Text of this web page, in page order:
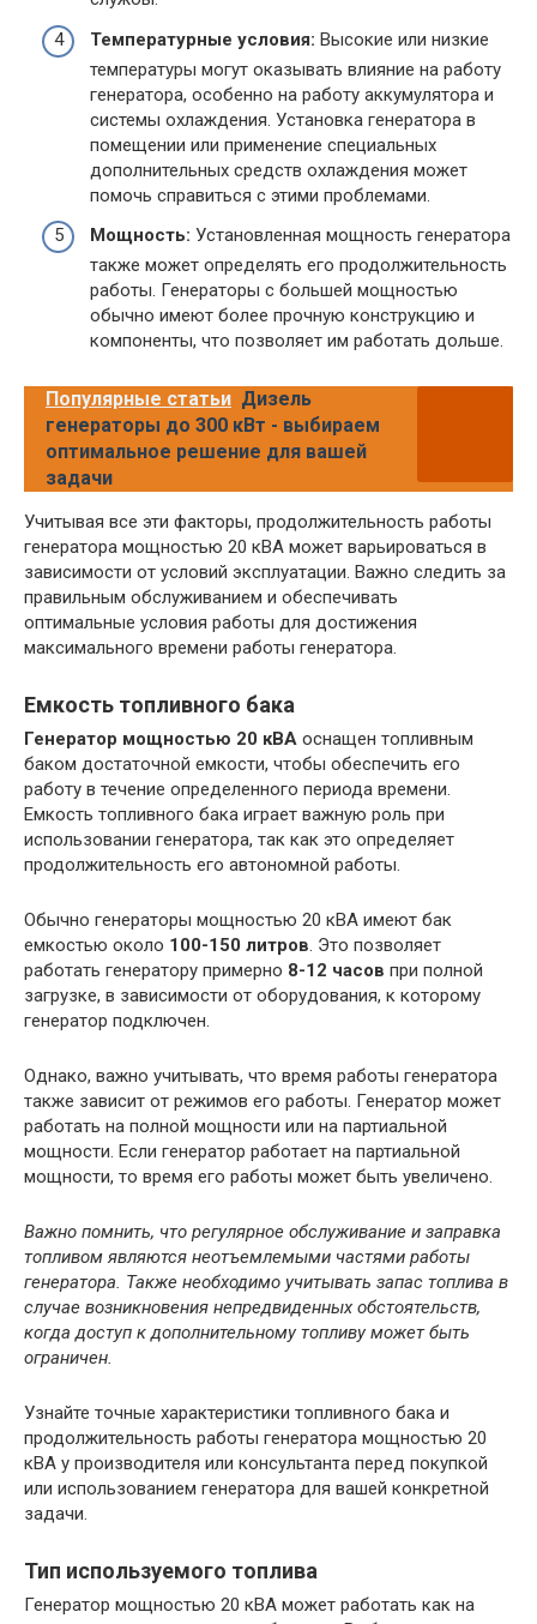
Температурные условия: Высокие или низкие
температуры могут оказывать влияние на работу
генератора, особенно на работу аккумулятора и
системы охлаждения. Установка генератора в
помещении или применение специальных
дополнительных средств охлаждения может
помочь справиться с этими проблемами.
Мощность: Установленная мощность генератора
также может определять его продолжительность
работы. Генераторы с большей мощностью
обычно имеют более прочную конструкцию и
компоненты, что позволяет им работать дольше.
Популярные статьи Дизель
генераторы до 300 кВт - выбираем
оптимальное решение для вашей
задачи
Учитывая все эти факторы, продолжительность работы
генератора мощностью 20 кВА может варьироваться в
зависимости от условий эксплуатации. Важно следить за
правильным обслуживанием и обеспечивать
оптимальные условия работы для достижения
максимального времени работы генератора.
Емкость топливного бака
Генератор мощностью 20 кВА оснащен топливным
баком достаточной емкости, чтобы обеспечить его
работу в течение определенного периода времени.
Емкость топливного бака играет важную роль при
использовании генератора, так как это определяет
продолжительность его автономной работы.
Обычно генераторы мощностью 20 кВА имеют бак
емкостью около 100-150 литров. Это позволяет
работать генератору примерно 8-12 часов при полной
загрузке, в зависимости от оборудования, к которому
генератор подключен.
Однако, важно учитывать, что время работы генератора
также зависит от режимов его работы. Генератор может
работать на полной мощности или на партиальной
мощности. Если генератор работает на партиальной
мощности, то время его работы может быть увеличено.
Важно помнить, что регулярное обслуживание и заправка
топливом являются неотъемлемыми частями работы
генератора. Также необходимо учитывать запас топлива в
случае возникновения непредвиденных обстоятельств,
когда доступ к дополнительному топливу может быть
ограничен.
Узнайте точные характеристики топливного бака и
продолжительность работы генератора мощностью 20
кВА у производителя или консультанта перед покупкой
или использованием генератора для вашей конкретной
задачи.
Тип используемого топлива
Генератор мощностью 20 кВА может работать как на